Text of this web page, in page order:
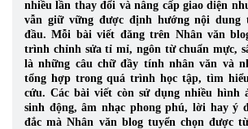
nhiều lần thay đổi và nâng cấp giao diện
vẫn giữ vững được định hướng nội dung
đầu. Mỗi bài viết đăng trên Nhân văn
trình chỉnh sửa tỉ mỉ, ngôn từ chuẩn mực,
là những câu chữ đầy tính nhân văn và
tổng hợp trong quá trình học tập, tìm
cứu. Các bài viết còn sử dụng nhiều hình
sinh động, âm nhạc phong phú, lời hay ý
đắc mà Nhân văn blog tuyển chọn được